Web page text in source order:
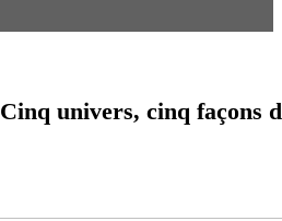
Cinq univers, cinq façons